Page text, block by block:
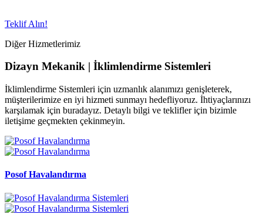
Teklif Alın!
Diğer Hizmetlerimiz
Dizayn Mekanik | İklimlendirme Sistemleri
İklimlendirme Sistemleri için uzmanlık alanımızı genişleterek,
müşterilerimize en iyi hizmeti sunmayı hedefliyoruz. İhtiyaçlarınızı
karşılamak için buradayız. Detaylı bilgi ve teklifler için bizimle
iletişime geçmekten çekinmeyin.
Posof Havalandırma